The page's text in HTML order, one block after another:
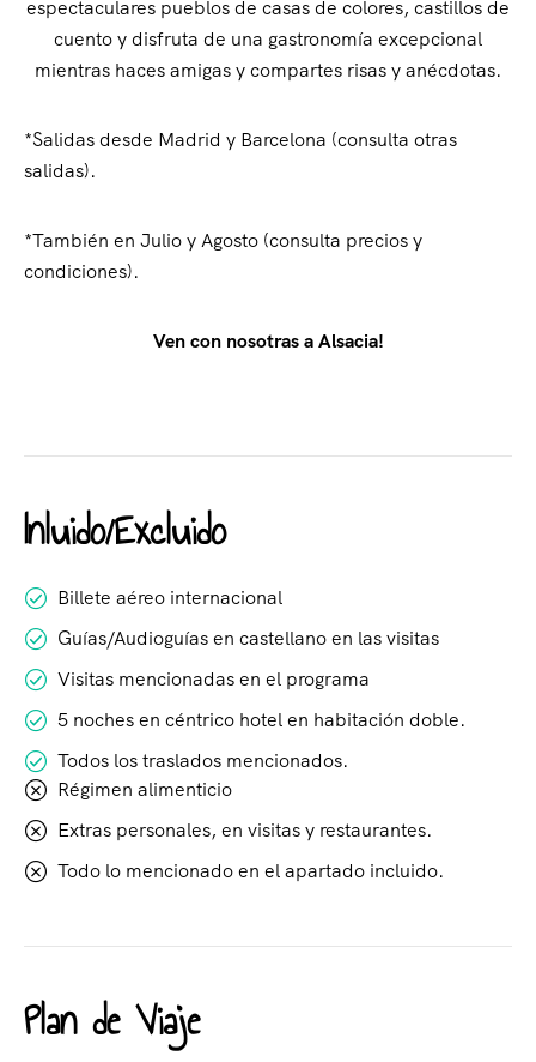
espectaculares pueblos de casas de colores, castillos de
cuento y disfruta de una gastronomía excepcional
mientras haces amigas y compartes risas y anécdotas.
*Salidas desde Madrid y Barcelona (consulta otras
salidas).
*También en Julio y Agosto (consulta precios y
condiciones).
Ven con nosotras a Alsacia!
Inluido/Excluido
Billete aéreo internacional
Guías/Audioguías en castellano en las visitas
Visitas mencionadas en el programa
5 noches en céntrico hotel en habitación doble.
Todos los traslados mencionados.
Régimen alimenticio
Extras personales, en visitas y restaurantes.
Todo lo mencionado en el apartado incluido.
Plan de Viaje